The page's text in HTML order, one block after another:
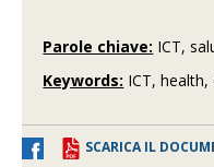
Parole chiave: ICT,
Keywords: ICT,
SCARICA IL